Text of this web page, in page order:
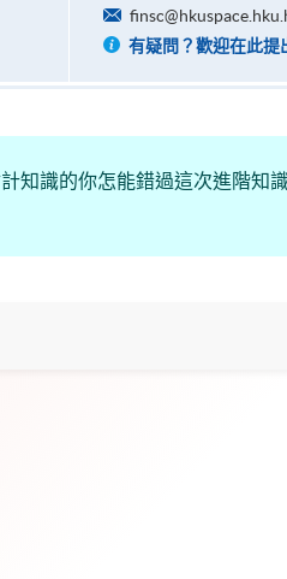
有疑問？歡迎在此提
知識的你怎能錯過這次進階知